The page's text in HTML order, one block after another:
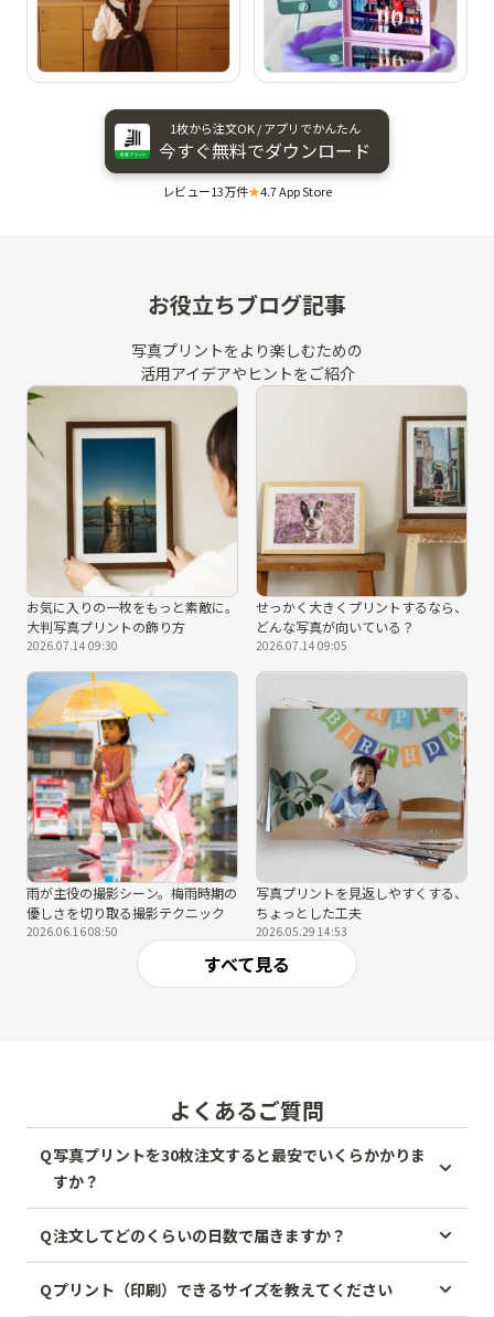
1枚から​注文OK / アプリで​かんたん
今すぐ​無料で​ダウンロード
レビュー13万件★4.7 App Store
お役立ちブログ記事
写真プリントをより楽しむための
活用アイデアやヒントをご紹介
お気に入りの一枚をもっと素敵に。
大判写真プリントの飾り方
2026.07.14 09:30
せっかく大きくプリントするなら、
どんな写真が向いている？
2026.07.14 09:05
雨が主役の撮影シーン。梅雨時期の
優しさを切り取る撮影テクニック
2026.06.16 08:50
写真プリントを見返しやすくする、
ちょっとした工夫
2026.05.29 14:53
すべて見る
よくあるご質問
Q写真プリントを30枚注文すると最安でいくらかかりま
すか？
Q注文してどのくらいの日数で届きますか？
Qプリント（印刷）できるサイズを教えてください